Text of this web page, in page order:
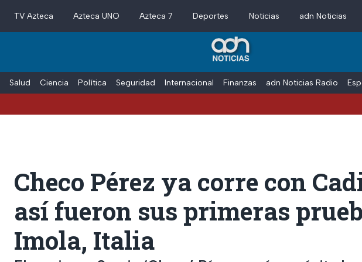
TV Azteca Azteca UNO Azteca 7 Deportes Noticias adn Noticias
Salud Ciencia Política Seguridad Internacional Finanzas adn Noticias Radio
Checo Pérez ya corre con
así fueron sus primeras
Imola, Italia